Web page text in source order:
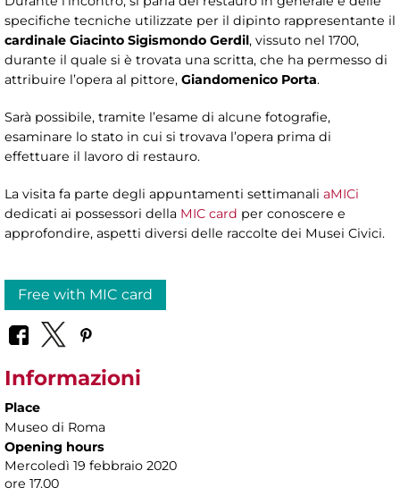
specifiche tecniche utilizzate per il dipinto rappresentante il
cardinale Giacinto Sigismondo Gerdil, vissuto nel 1700,
durante il quale si è trovata una scritta, che ha permesso di
attribuire l’opera al pittore, Giandomenico Porta.
Sarà possibile, tramite l’esame di alcune fotografie,
esaminare lo stato in cui si trovava l’opera prima di
effettuare il lavoro di restauro.
La visita fa parte degli appuntamenti settimanali aMICi
dedicati ai possessori della MIC card per conoscere e
approfondire, aspetti diversi delle raccolte dei Musei Civici.
Free with MIC card
Informazioni
Place
Museo di Roma
Opening hours
Mercoledì 19 febbraio 2020
ore 17.00